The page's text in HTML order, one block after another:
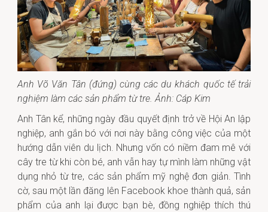
Anh Võ Văn Tân (đứng) cùng các du khách quốc tế trải
nghiệm làm các sản phẩm từ tre. Ảnh: Cáp Kim
Anh Tân kể, những ngày đầu quyết định trở về Hội An lập
nghiệp, anh gắn bó với nơi này bằng công việc của một
hướng dẫn viên du lịch. Nhưng vốn có niềm đam mê với
cây tre từ khi còn bé, anh vẫn hay tự mình làm những vật
dụng nhỏ từ tre, các sản phẩm mỹ nghệ đơn giản. Tình
cờ, sau một lần đăng lên Facebook khoe thành quả, sản
phẩm của anh lại được bạn bè, đồng nghiệp thích thú